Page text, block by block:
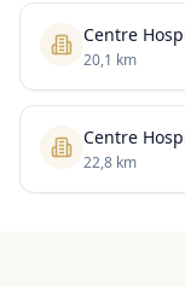
Centre
20,1 km
Centre
22,8 km